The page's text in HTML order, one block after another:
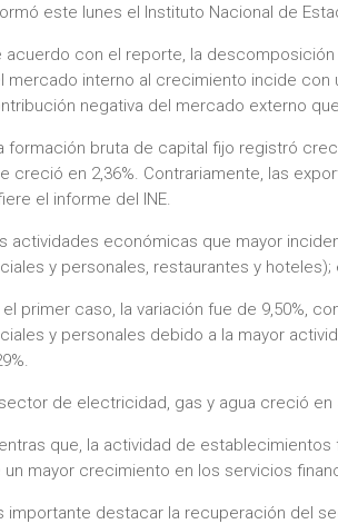
este lunes el Instituto Nacional de
acuerdo con el reporte, la
mercado interno al crecimiento incide con
negativa del mercado externo
formación bruta de capital fijo registró
creció en 2,36%. Contrariamente, las
el informe del INE.
actividades económicas que mayor
y personales, restaurantes y
el primer caso, la variación fue de 9,50%,
y personales debido a la mayor
de electricidad, gas y agua creció
que, la actividad de
un mayor crecimiento en los servicios
importante destacar la recuperación del